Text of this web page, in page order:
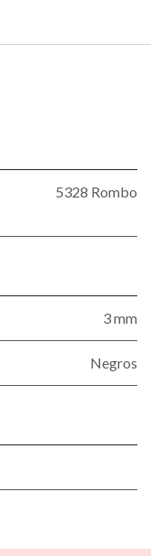
5328 Rombo
3 mm
Negros